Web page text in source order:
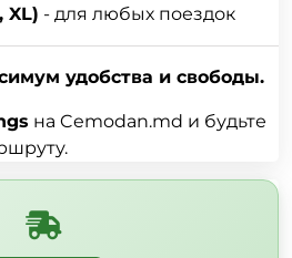
XL) - для любых поездок
удобства и свободы.
на Cemodan.md и будьте